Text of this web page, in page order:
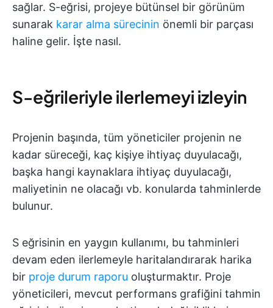
sağlar. S-eğrisi, projeye bütünsel bir görünüm
sunarak karar alma sürecinin önemli bir parçası
haline gelir. İşte nasıl.
S-eğrileriyle ilerlemeyi izleyin
Projenin başında, tüm yöneticiler projenin ne
kadar süreceği, kaç kişiye ihtiyaç duyulacağı,
başka hangi kaynaklara ihtiyaç duyulacağı,
maliyetinin ne olacağı vb. konularda tahminlerde
bulunur.
S eğrisinin en yaygın kullanımı, bu tahminleri
devam eden ilerlemeyle haritalandırarak harika
bir proje durum raporu oluşturmaktır. Proje
yöneticileri, mevcut performans grafiğini tahmin